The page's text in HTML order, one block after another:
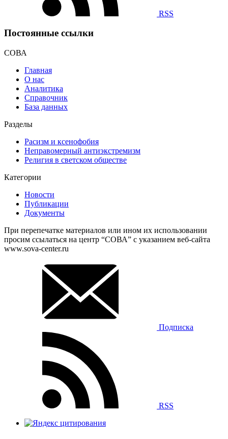
RSS
Постоянные ссылки
СОВА
Главная
О нас
Аналитика
Справочник
База данных
Разделы
Расизм и ксенофобия
Неправомерный антиэкстремизм
Религия в светском обществе
Категории
Новости
Публикации
Документы
При перепечатке материалов или ином их использовании
просим ссылаться на центр “СОВА” с указанием веб-сайта
www.sova-center.ru
Подписка
RSS